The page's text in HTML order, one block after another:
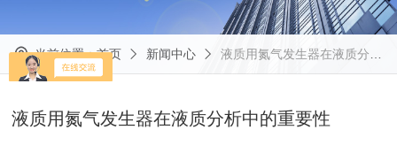
当前位置：首页 新闻中心 液质用氮气发生器在液质分析中的重要性
液质用氮气发生器在液质分析中的重要性